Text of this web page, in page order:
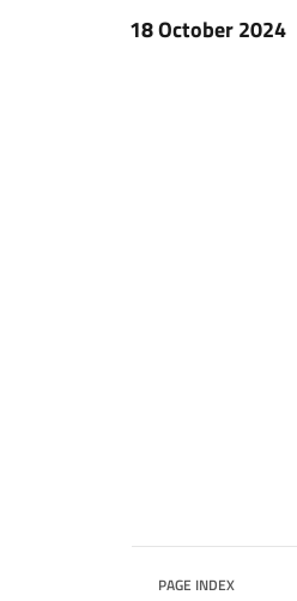
18 October 2024
PAGE INDEX